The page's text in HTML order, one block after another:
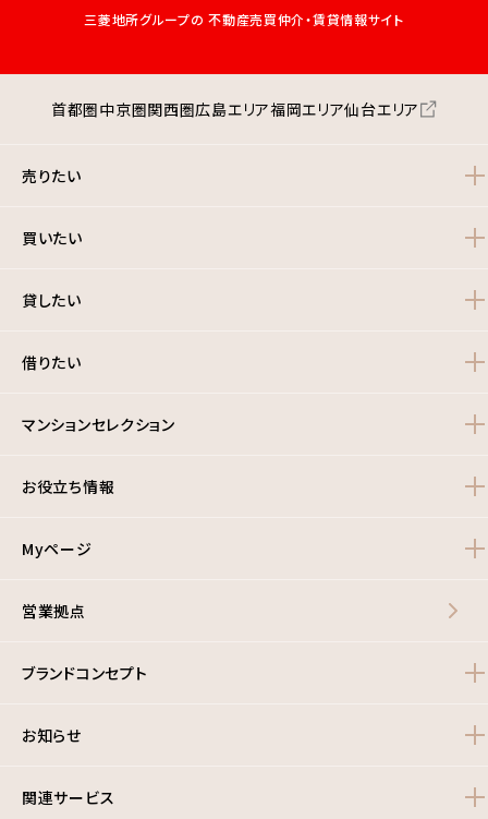
三菱地所グループの 不動産売買仲介・賃貸情報サイト
首都圏中京圏関西圏広島エリア福岡エリア仙台エリア
売りたい
買いたい
貸したい
借りたい
マンションセレクション
お役立ち情報
Myページ
営業拠点
ブランドコンセプト
お知らせ
関連サービス